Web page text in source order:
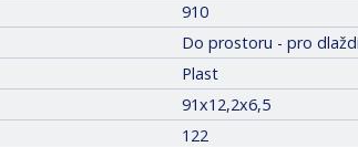
910
Do prostoru - pro
Plast
91x12,2x6,5
122